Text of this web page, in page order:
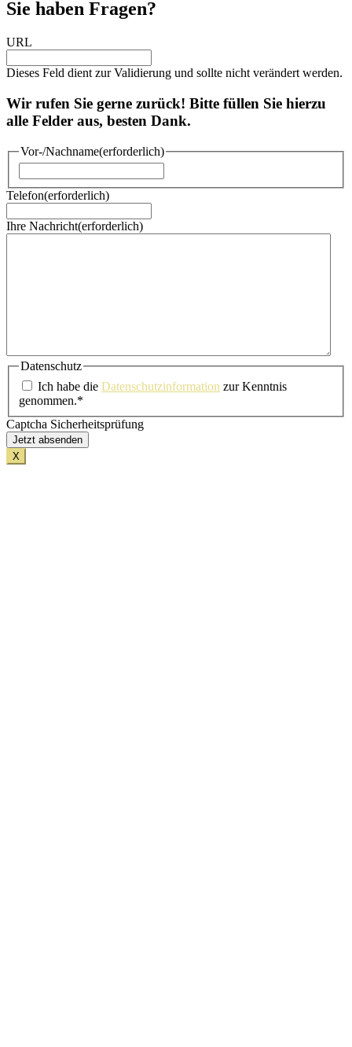
Sie haben Fragen?
URL
Dieses Feld dient zur Validierung und sollte nicht verändert werden.
Wir rufen Sie gerne zurück! Bitte füllen Sie hierzu
alle Felder aus, besten Dank.
Vor-/Nachname(erforderlich)
Telefon(erforderlich)
Ihre Nachricht(erforderlich)
Datenschutz
Ich habe die Datenschutzinformation zur Kenntnis
genommen.*
Captcha Sicherheitsprüfung
X